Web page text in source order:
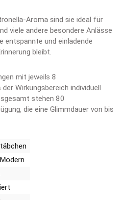
Aroma sind sie ideal für
viele andere besondere Anlässe
entspannte und einladende
bleibt.
mit jeweils 8
Wirkungsbereich individuell
stehen 80
die eine Glimmdauer von bis